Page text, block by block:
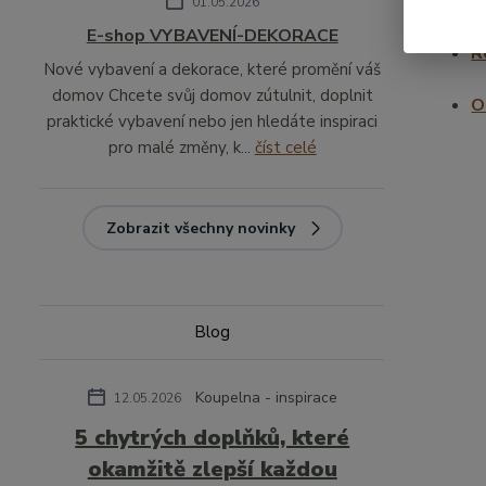
E-shop VYBAVENÍ-DEKORACE
Nové vybavení a dekorace, které promění váš
domov Chcete svůj domov zútulnit, doplnit
praktické vybavení nebo jen hledáte inspiraci
pro malé změny, k... číst celé
Zobrazit všechny novinky
Blog
12.05.2026 Koupelna - inspirace
5 chytrých doplňků, které
okamžitě zlepší každou